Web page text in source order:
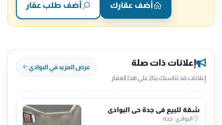
أضف عقارك أضف طلب عقار
إعلانات ذات صلة
إعلانات قد تناسبك بناءً على هذا العقار
عرض المزيد في البوادي
شقة للبيع في جدة حي البوادي
البوادي| جدة